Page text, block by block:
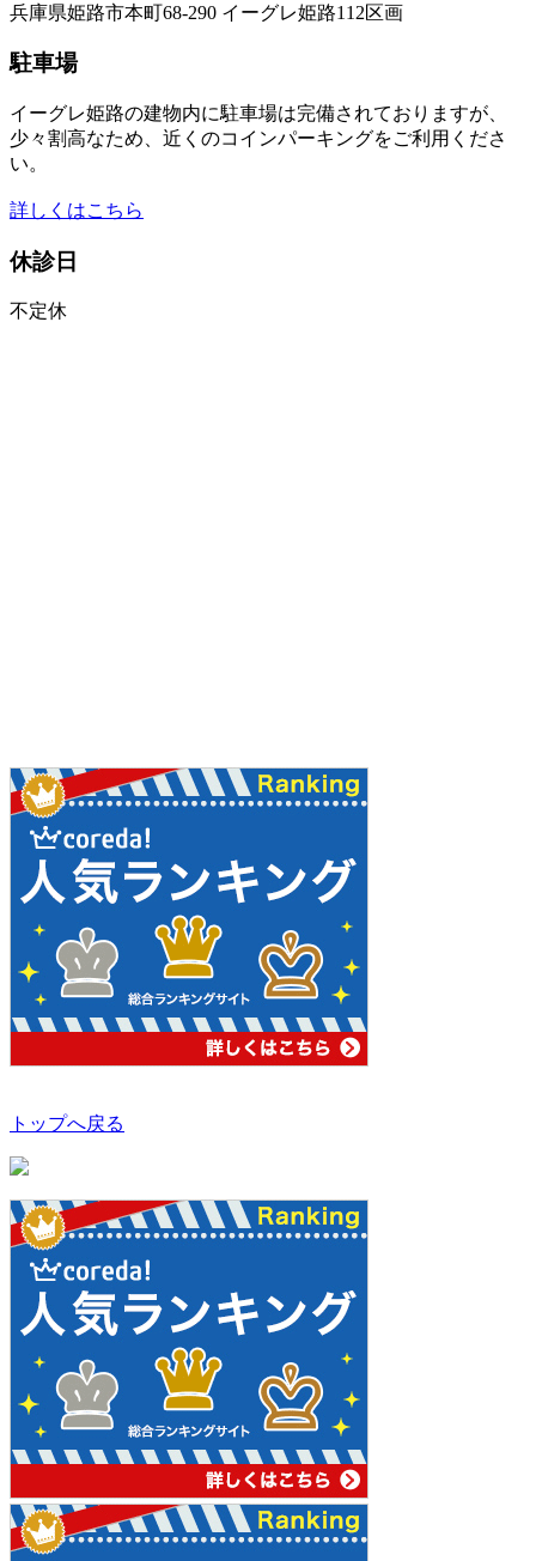
兵庫県姫路市本町68-290 イーグレ姫路112区画
駐車場
イーグレ姫路の建物内に駐車場は完備されておりますが、
少々割高なため、近くのコインパーキングをご利用くださ
い。
詳しくはこちら
休診日
不定休
トップへ戻る